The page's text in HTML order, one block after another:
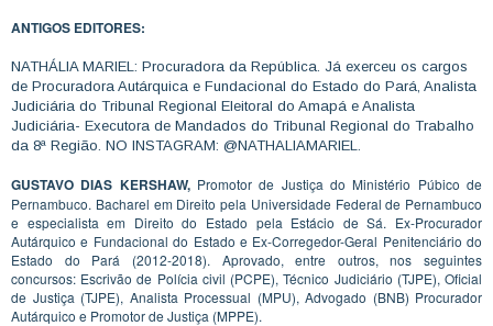
ANTIGOS EDITORES:
NATHÁLIA MARIEL: Procuradora da República. Já exerceu os cargos
de Procuradora Autárquica e Fundacional do Estado do Pará, Analista
Judiciária do Tribunal Regional Eleitoral do Amapá e Analista
Judiciária- Executora de Mandados do Tribunal Regional do Trabalho
da 8ª Região. NO INSTAGRAM: @NATHALIAMARIEL.
GUSTAVO DIAS KERSHAW, Promotor de Justiça do Ministério Púbico de
Pernambuco. Bacharel em Direito pela Universidade Federal de Pernambuco
e especialista em Direito do Estado pela Estácio de Sá. Ex-Procurador
Autárquico e Fundacional do Estado e Ex-Corregedor-Geral Penitenciário do
Estado do Pará (2012-2018). Aprovado, entre outros, nos seguintes
concursos: Escrivão de Polícia civil (PCPE), Técnico Judiciário (TJPE), Oficial
de Justiça (TJPE), Analista Processual (MPU), Advogado (BNB) Procurador
Autárquico e Promotor de Justiça (MPPE).